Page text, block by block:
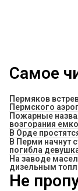
Самое
Пермяков
Пермского
Пожарные
возгорания
В Орде
​В Перми начнут
погибла
На заводе
дизельным
Не